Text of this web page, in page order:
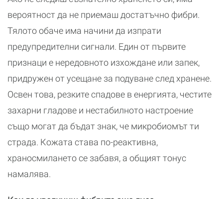
вероятност да не приемаш достатъчно фибри.
Тялото обаче има начини да изпрати
предупредителни сигнали. Един от първите
признаци е нередовното изхождане или запек,
придружен от усещане за подуване след хранене.
Освен това, резките спадове в енергията, честите
захарни гладове и нестабилното настроение
също могат да бъдат знак, че микробиомът ти
страда. Кожата става по-реактивна,
храносмилането се забавя, а общият тонус
намалява.